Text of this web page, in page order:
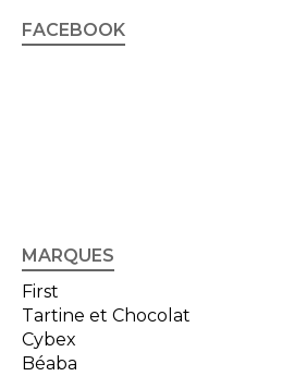
FACEBOOK
MARQUES
First
Tartine et Chocolat
Cybex
Béaba